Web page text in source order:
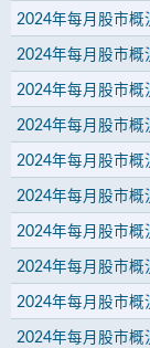
2024年每月股市概
2024年每月股市概
2024年每月股市概
2024年每月股市概
2024年每月股市概
2024年每月股市概
2024年每月股市概
2024年每月股市概
2024年每月股市概
2024年每月股市概